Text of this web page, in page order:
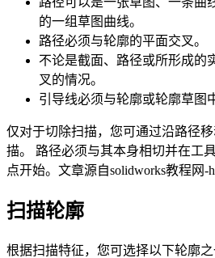
的一组草图曲线。
路径必须与轮廓的平面交叉。
不论是截面、路径或所形成的
叉的情况。
引导线必须与轮廓或轮廓草图
仅对于切除扫描，您可通过沿路径
描。 路径必须与其本身相切并在工
点开始。 文章源自solidworks教程网-
扫描轮廓
根据扫描特征，您可选择以下轮廓之